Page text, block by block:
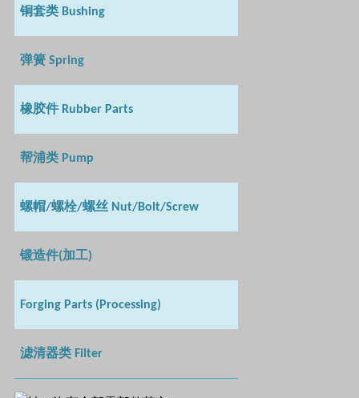
铜套类 Bushing
弹簧 Spring
橡胶件 Rubber Parts
帮浦类 Pump
螺帽/螺栓/螺丝 Nut/Bolt/Screw
锻造件(加工)
Forging Parts (Processing)
滤清器类 Filter